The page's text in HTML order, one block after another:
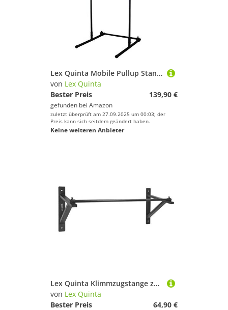
Lex Quinta Mobile Pullup Stand - Klimmzugstange freistehend - Pull Up Station - Höhenverstellbar
von Lex Quinta
Bester Preis
139,90 €
gefunden bei Amazon
zuletzt überprüft am 27.09.2025 um 00:03; der
Preis kann sich seitdem geändert haben.
Keine weiteren Anbieter
Lex Quinta Klimmzugstange zur Wandbefestigung - 120cm breit - 40cm Wandabstand
von Lex Quinta
Bester Preis
64,90 €